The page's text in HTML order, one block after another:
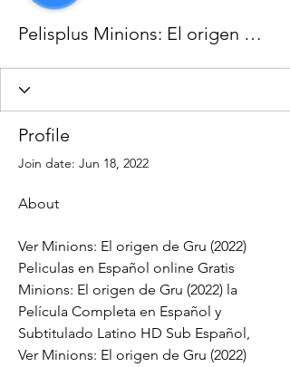
Pelisplus Minions: El origen de Gru (2022) | Español y Latino
Profile
Join date: Jun 18, 2022
About
Ver Minions: El origen de Gru (2022)
Peliculas en Español online Gratis
Minions: El origen de Gru (2022) la
Película Completa en Español y
Subtitulado Latino HD Sub Español,
Ver Minions: El origen de Gru (2022)